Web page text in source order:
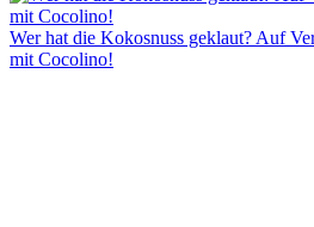
Wer hat die Kokosnuss geklaut? Auf
mit Cocolino!